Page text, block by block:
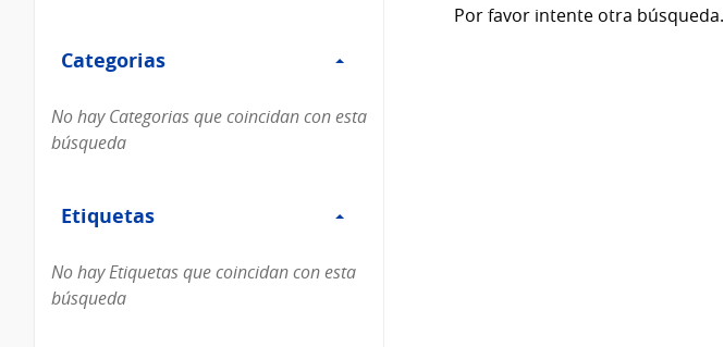
Categorias
Categorias
No hay Categorias que coincidan con esta
búsqueda
Etiquetas
Etiquetas
No hay Etiquetas que coincidan con esta
búsqueda
Por favor intente otra búsqueda.